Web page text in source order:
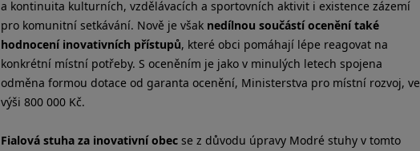
a kontinuita kulturních, vzdělávacích a sportovních aktivit i existence zázemí
pro komunitní setkávání. Nově je však nedílnou součástí ocenění také
hodnocení inovativních přístupů, které obci pomáhají lépe reagovat na
konkrétní místní potřeby. S oceněním je jako v minulých letech spojena
odměna formou dotace od garanta ocenění, Ministerstva pro místní rozvoj, ve
výši 800 000 Kč.
Fialová stuha za inovativní obec se z důvodu úpravy Modré stuhy v tomto